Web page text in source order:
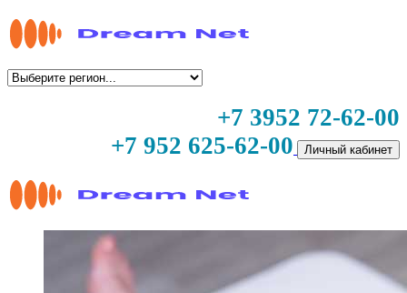
+7 3952 72-62-00
+7 952 625-62-00
Личный кабинет